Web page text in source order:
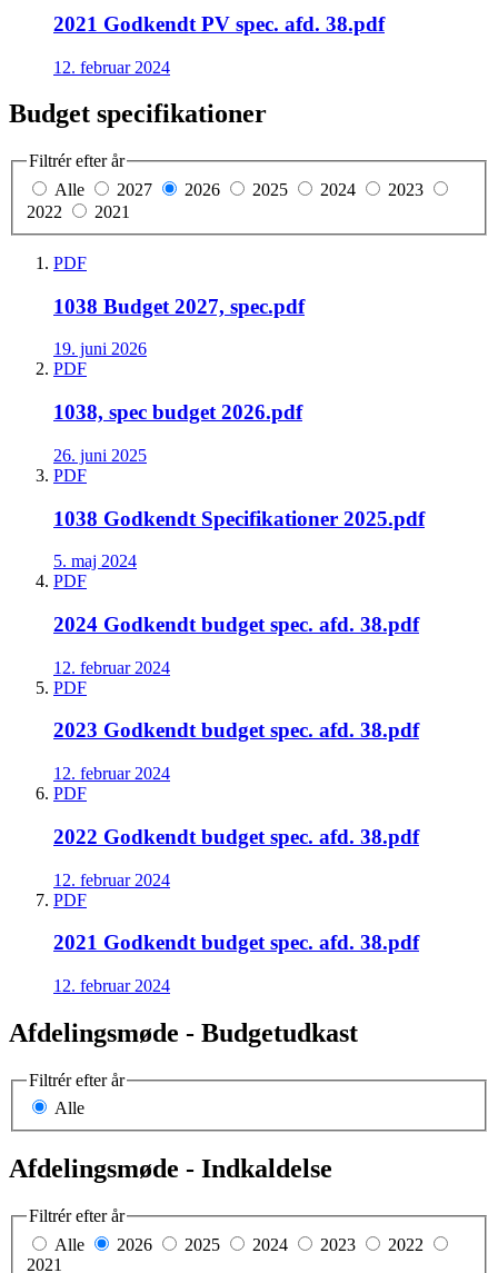
2021 Godkendt PV spec. afd. 38.pdf
12. februar 2024
Budget specifikationer
Filtrér efter år
Alle
2027 2026 2025 2024
2023
2022
2021
PDF
1038 Budget 2027, spec.pdf
19. juni 2026
PDF
1038, spec budget 2026.pdf
26. juni 2025
PDF
1038 Godkendt Specifikationer 2025.pdf
5. maj 2024
PDF
2024 Godkendt budget spec. afd. 38.pdf
12. februar 2024
PDF
2023 Godkendt budget spec. afd. 38.pdf
12. februar 2024
PDF
2022 Godkendt budget spec. afd. 38.pdf
12. februar 2024
PDF
2021 Godkendt budget spec. afd. 38.pdf
12. februar 2024
Afdelingsmøde - Budgetudkast
Filtrér efter år
Alle
Afdelingsmøde - Indkaldelse
Filtrér efter år
Alle
2026 2025 2024 2023
2022
2021